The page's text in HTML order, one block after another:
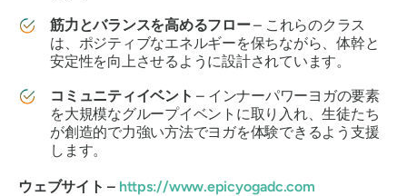
筋力とバランスを高めるフロー– これらのクラス
は、ポジティブなエネルギーを保ちながら、体幹と
安定性を向上させるように設計されています。
コミュニティイベント – インナーパワーヨガの要素
を大規模なグループイベントに取り入れ、生徒たち
が創造的で力強い方法でヨガを体験できるよう支援
します。
ウェブサイト – https://www.epicyogadc.com